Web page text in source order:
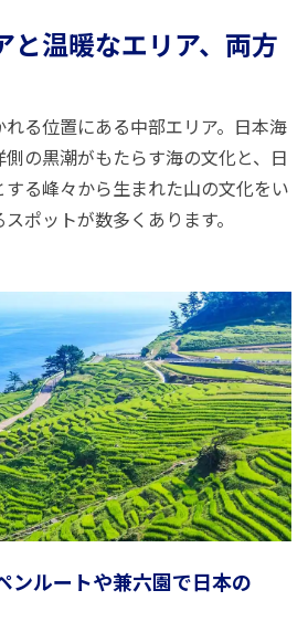
と温暖なエリア、両方
る位置にある中部エリア。日本海
の黒潮がもたらす海の文化と、日
る峰々から生まれた山の文化をい
ポットが数多くあります。
ンルートや兼六園で日本の